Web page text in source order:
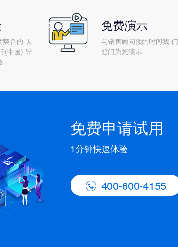
契合的 天
(中国) 导
免费演示
与销售顾问预约时间我 们
登门为您演示
免费申请试用
1分钟快速体验
 400-600-4155